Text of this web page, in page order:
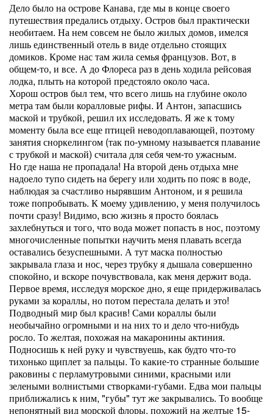
Дело было на острове Канава, где мы в конце своего
путешествия предались отдыху. Остров был практически
необитаем. На нем совсем не было жилых домов, имелся
лишь единственный отель в виде отдельно стоящих
домиков. Кроме нас там жила семья французов. Вот, в
общем-то, и все. А до Флореса раз в день ходила рейсовая
лодка, плыть на которой предстояло около часа.
Хорош остров был тем, что всего лишь на глубине около
метра там были коралловые рифы. И Антон, запасшись
маской и трубкой, решил их исследовать. Я же к тому
моменту была все еще птицей неводоплавающей, поэтому
занятия сноркелингом (так по-умному называется плавание
с трубкой и маской) считала для себя чем-то ужасным.
Но где наша не пропадала! На второй день отдыха мне
надоело тупо сидеть на берегу или ходить по пояс в воде,
наблюдая за счастливо нырявшим Антоном, и я решила
тоже попробывать. К моему удивлению, у меня получилось
почти сразу! Видимо, всю жизнь я просто боялась
захлебнуться и того, что вода может попасть в нос, поэтому
многочисленные попытки научить меня плавать всегда
оставались безуспешными. А тут маска полностью
закрывала глаза и нос, через трубку я дышала совершенно
спокойно, и вскоре почувствовала, как меня держит вода.
Первое время, исследуя морское дно, я еще придерживалась
руками за кораллы, но потом перестала делать и это!
Подводный мир был красив! Сами кораллы были
необычайно огромными и на них то и дело что-нибудь
росло. То желтая, похожая на макаронины актиния.
Подносишь к ней руку и чувствуешь, как будто что-то
тихонько щиплет за пальцы. То какие-то странные большие
раковины с перламутровыми синими, красными или
зелеными волнистыми створками-губами. Едва мои пальцы
приближались к ним, "губы" тут же закрывались. То вообще
непонятный вид морской флоры, похожий на желтые 15-